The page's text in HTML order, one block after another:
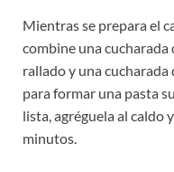
Mientras se prepara el
combine una cucharada
rallado y una cucharada
para formar una pasta
lista, agréguela al caldo
minutos.